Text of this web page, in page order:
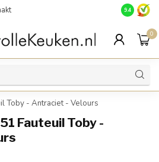
Gratis
9.4
0
Toby - Antraciet - Velours
Fauteuil Toby -